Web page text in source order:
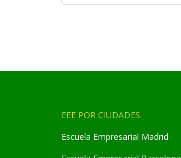
EEE POR CIUDADES
Escuela Empresarial Madrid